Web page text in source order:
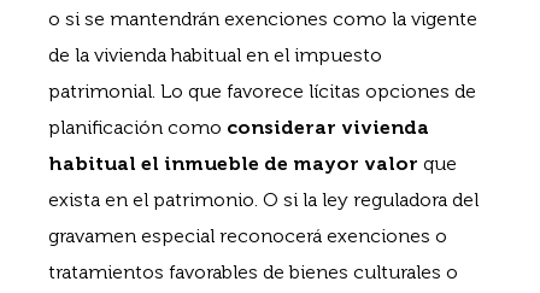
o si se mantendrán exenciones como la vigente
de la vivienda habitual en el impuesto
patrimonial. Lo que favorece lícitas opciones de
planificación como considerar vivienda
habitual el inmueble de mayor valor que
exista en el patrimonio. O si la ley reguladora del
gravamen especial reconocerá exenciones o
tratamientos favorables de bienes culturales o